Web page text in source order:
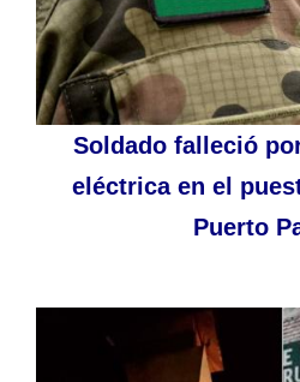
Soldado falleció
eléctrica en el
Puerto